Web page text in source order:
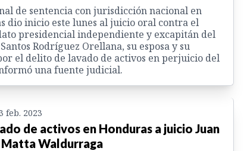
de sentencia con jurisdicción nacional en
dio inicio este lunes al juicio oral contra el
presidencial independiente y excapitán del
Rodríguez Orellana, su esposa y su
el delito de lavado de activos en perjuicio del
una fuente judicial.
feb. 2023
de activos en Honduras a juicio Juan
Matta Waldurraga